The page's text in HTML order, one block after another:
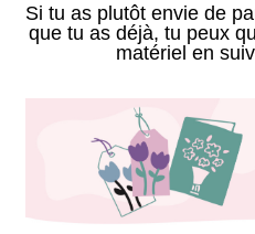
Si tu as plutôt envie de
que tu as déjà, tu peux
matériel en